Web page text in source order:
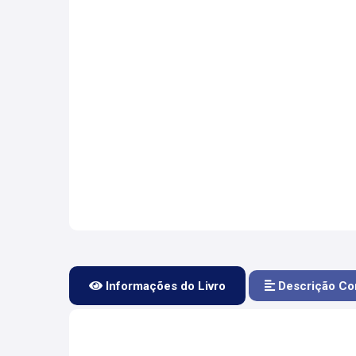
Informações do Livro Descrição